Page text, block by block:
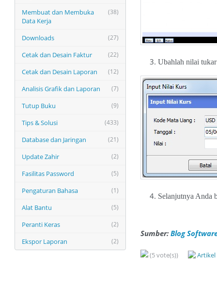
(38)
Membuat dan Membuka
Data Kerja
(27)
Downloads
(22)
Cetak dan Desain Faktur
(12)
Cetak dan Desain Laporan
(7)
Analisis Grafik dan Laporan
(9)
Tutup Buku
(433)
Tips & Solusi
(21)
Database dan Jaringan
(2)
Update Zahir
(5)
Fasilitas Password
(1)
Pengaturan Bahasa
(5)
Alat Bantu
(2)
Peranti Keras
(2)
Ekspor Laporan
Ubahlah nilai
Selanjutnya Anda
Sumber: Blog
(5 vote(s))